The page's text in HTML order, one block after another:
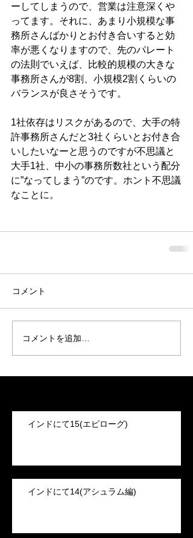
ーしてしまうので、営業は注意深くや
ってます。それに、あまり小規模な事
務所さんばかりとお付き合いすると効
率が悪くなりますので、先のパレート
の法則でいえば、比較的規模の大きな
事務所さんが8割、小規模2割くらいの
バランスが良さそうです。
1社依存はリスクがあるので、大手の特
許事務所さんだと3社くらいとお付き合
いしたいなーと思うのですが不思議と
大手1社、中小の事務所数社という配分
に”なってしまう”のです。ホント不思議
なことに。
コメント
コメントを追加…
インドにて15(エピローグ)
インドにて14(アシュラム編)